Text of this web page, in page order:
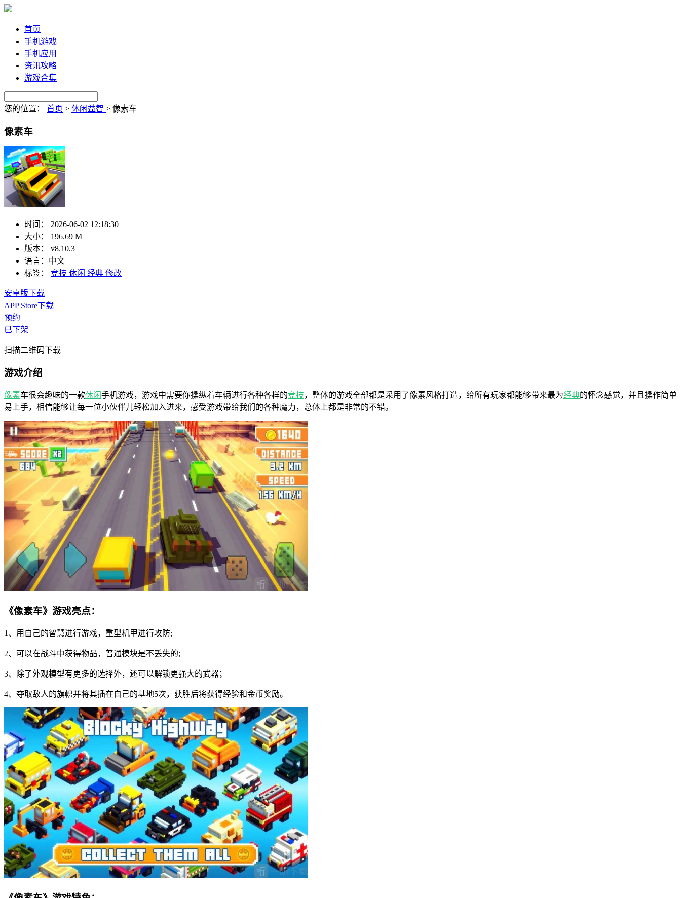
首页
手机游戏
手机应用
资讯攻略
游戏合集
您的位置： 首页 > 休闲益智 > 像素车
像素车
时间：
2026-06-02 12:18:30
大小：
196.69 M
版本：
v8.10.3
语言： 中文
标签：
竞技 休闲 经典 修改
安卓版下载
APP Store下载
预约
已下架
扫描二维码下载
游戏介绍
像素车很会趣味的一款休闲手机游戏，游戏中需要你操纵着车辆进行各种各样的竞技，整体的游戏全部都是采用了像素风格打造，给所有玩家都能够带来最为经典的怀念感觉，并且操作简单
易上手，相信能够让每一位小伙伴儿轻松加入进来，感受游戏带给我们的各种魔力，总体上都是非常的不错。
《像素车》游戏亮点：
1、用自己的智慧进行游戏，重型机甲进行攻防;
2、可以在战斗中获得物品，普通模块是不丢失的;
3、除了外观模型有更多的选择外，还可以解锁更强大的武器；
4、夺取敌人的旗帜并将其插在自己的基地5次，获胜后将获得经验和金币奖励。